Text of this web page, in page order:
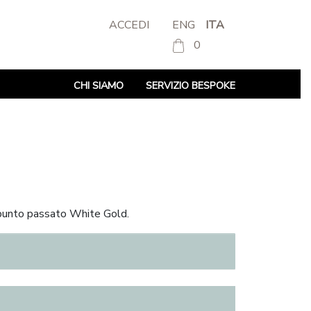
ACCEDI ENG
ITA
0
CHI SIAMO SERVIZIO BESPOKE
passato White Gold.